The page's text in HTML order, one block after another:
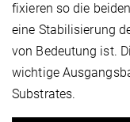
fixieren so die
eine Stabilisierung
von Bedeutung ist.
wichtige
Substrates.